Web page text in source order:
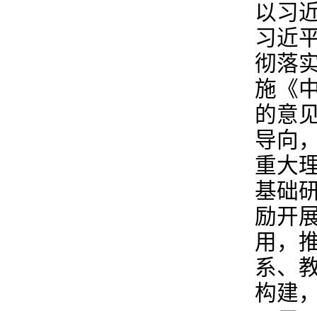
以习
习近
彻落
施《
的意
导向
重大
基础
励开
用，
系、
构建